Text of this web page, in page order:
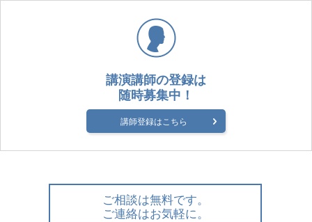
講演講師の登録は
随時募集中！
講師登録はこちら
ご相談は無料です。
ご連絡はお気軽に。